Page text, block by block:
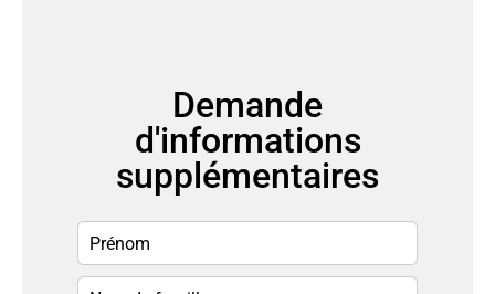
Demande
d'informations
supplémentaires